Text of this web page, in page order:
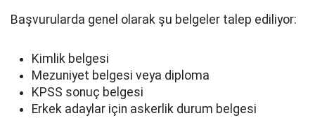
Başvurularda genel olarak şu belgeler talep ediliyor:
Kimlik belgesi
Mezuniyet belgesi veya diploma
KPSS sonuç belgesi
Erkek adaylar için askerlik durum belgesi